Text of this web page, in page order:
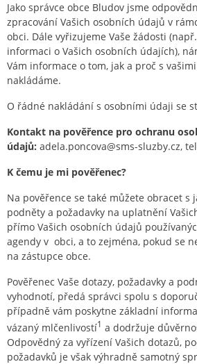
Jako správce obce Bludov jsme
zpracování Vašich osobních údajů v
obci. Dále vyřizujeme Vaše žádosti
informaci o Vašich osobních údajích),
Vám informace o tom, jak a proč s
nakládáme.
O řádné nakládání s osobními údaji se
Kontakt na pověřence pro ochranu
údajů: adela.poncova@sms-sluzby.cz,
K čemu je mi pověřenec?
Na pověřence se také můžete obracet s
podněty a požadavky na uplatnění
přímo Vašich osobních údajů
agendy v obci, a to zejména, pokud se
na zástupce obce.
Pověřenec Vaše dotazy, požadavky a
vyhodnotí, předá správci spolu s
případně vám poskytne základní
vázaný mlčenlivostí1 a dodržuje
Odpovědný za vyřízení Vašich dotazů,
požadavků je však výhradně samotný